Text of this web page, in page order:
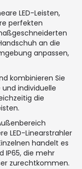
LED-Leisten,
perfekten
an die
anpassen,
kombinieren Sie
individuelle
die
LED-Linearstrahler
handelt es
IP65, die mehr
zurechtkommen.